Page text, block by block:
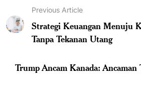
Previous Article
Strategi Keuangan Menuju
Tanpa Tekanan Utang
Trump Ancam Kanada: Ancaman